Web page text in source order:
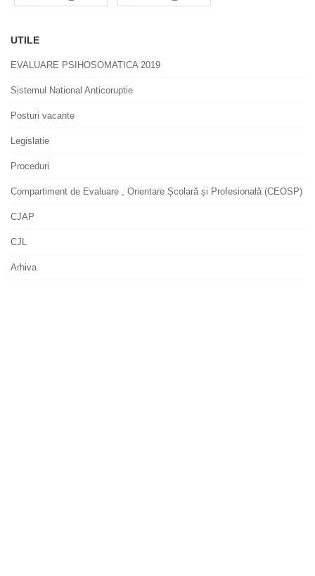
UTILE
EVALUARE PSIHOSOMATICA 2019
Sistemul National Anticoruptie
Posturi vacante
Legislatie
Proceduri
Compartiment de Evaluare , Orientare Școlară și Profesională (CEOSP)
CJAP
CJL
Arhiva